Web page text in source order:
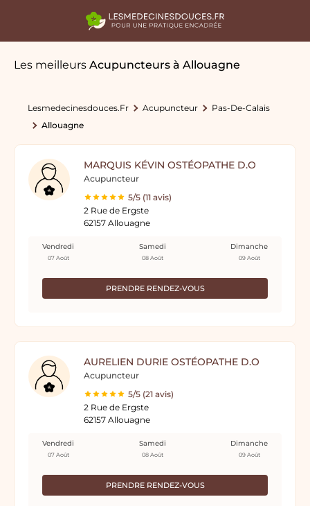
Les meilleurs Acupuncteurs à Allouagne
Lesmedecinesdouces.fr Acupuncteur
Pas-De-Calais
Allouagne
MARQUIS KÉVIN OSTÉOPATHE D.O
Acupuncteur
5/5 (11 avis)
2 Rue de Ergste
62157 Allouagne
PRENDRE RENDEZ-VOUS
Vendredi
07 Août
Samedi
08 Août
Dimanche
09 Août
AURELIEN DURIE OSTÉOPATHE D.O
Acupuncteur
5/5 (21 avis)
2 Rue de Ergste
62157 Allouagne
PRENDRE RENDEZ-VOUS
Vendredi
07 Août
Samedi
08 Août
Dimanche
09 Août